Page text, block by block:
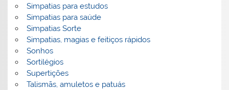
Simpatias para estudos
Simpatias para saúde
Simpatias Sorte
Simpatias, magias e feitiços rápidos
Sonhos
Sortilégios
Supertições
Talismãs, amuletos e patuás